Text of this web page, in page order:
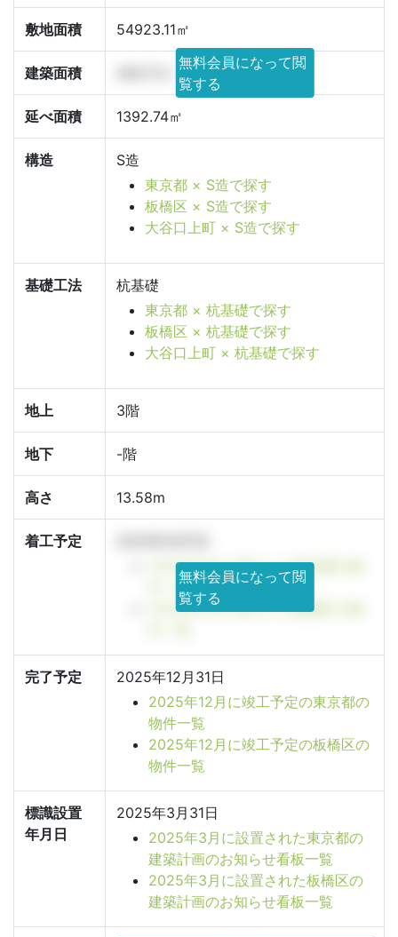
敷地面積 54923.11㎡
建築面積
無料会員になって閲
覧する
延べ面積
1392.74㎡
構造
S造
東京都 × S造で探す
板橋区 × S造で探す
大谷口上町 × S造で探す
基礎工法
杭基礎
東京都 × 杭基礎で探す
板橋区 × 杭基礎で探す
大谷口上町 × 杭基礎で探す
地上 3階
地下 -階
高さ 13.58m
着工予定
2025年4月に着工した東京都の物
件一覧
2025年4月に着工した板橋区の物
無料会員になって閲
覧する
完了予定
2025年12月31日
2025年12月に竣工予定の東京都の
物件一覧
2025年12月に竣工予定の板橋区の
物件一覧
標識設置
年月日
2025年3月31日
2025年3月に設置された東京都の
建築計画のお知らせ看板一覧
2025年3月に設置された板橋区の
建築計画のお知らせ看板一覧